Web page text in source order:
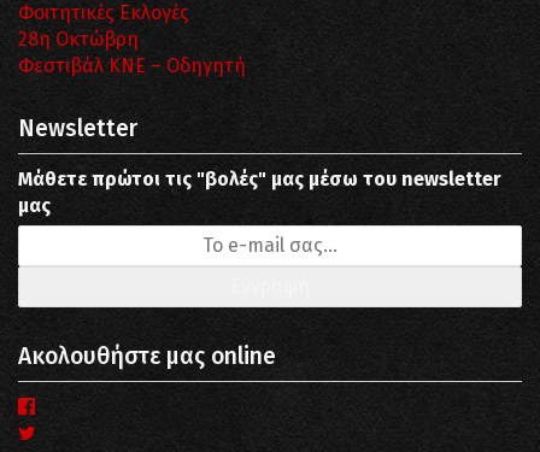
Φοιτητικές Εκλογές
28η Οκτώβρη
Φεστιβάλ ΚΝΕ – Οδηγητή
Newsletter
Μάθετε πρώτοι τις "βολές" μας μέσω του newsletter
μας
Ακολουθήστε μας online